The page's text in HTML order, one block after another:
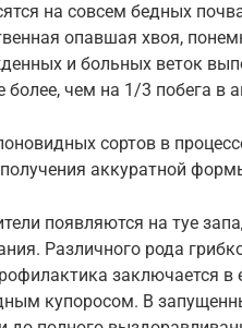
на совсем бедных
опавшая хвоя,
и больных веток
более, чем на 1/3 побега в
сортов в
аккуратной
появляются на туе
Различного рода
заключается
купоросом. В